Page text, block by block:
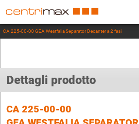
CA 225-00-00 GEA Westfalia Separator Decanter a 2 fasi
Dettagli prodotto
CA 225-00-00